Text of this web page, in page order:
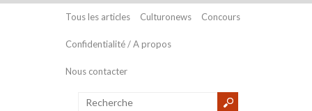
Tous les articles Culturonews Concours
Confidentialité / A propos
Nous contacter